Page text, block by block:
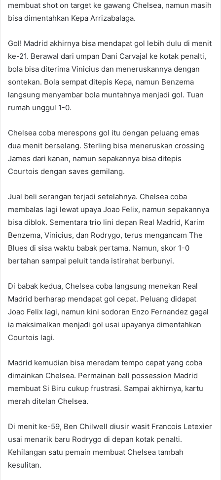
membuat shot on target ke gawang Chelsea, namun masih
bisa dimentahkan Kepa Arrizabalaga.
Gol! Madrid akhirnya bisa mendapat gol lebih dulu di menit
ke-21. Berawal dari umpan Dani Carvajal ke kotak penalti,
bola bisa diterima Vinicius dan meneruskannya dengan
sontekan. Bola sempat ditepis Kepa, namun Benzema
langsung menyambar bola muntahnya menjadi gol. Tuan
rumah unggul 1-0.
Chelsea coba merespons gol itu dengan peluang emas
dua menit berselang. Sterling bisa meneruskan crossing
James dari kanan, namun sepakannya bisa ditepis
Courtois dengan saves gemilang.
Jual beli serangan terjadi setelahnya. Chelsea coba
membalas lagi lewat upaya Joao Felix, namun sepakannya
bisa diblok. Sementara trio lini depan Real Madrid, Karim
Benzema, Vinicius, dan Rodrygo, terus mengancam The
Blues di sisa waktu babak pertama. Namun, skor 1-0
bertahan sampai peluit tanda istirahat berbunyi.
Di babak kedua, Chelsea coba langsung menekan Real
Madrid berharap mendapat gol cepat. Peluang didapat
Joao Felix lagi, namun kini sodoran Enzo Fernandez gagal
ia maksimalkan menjadi gol usai upayanya dimentahkan
Courtois lagi.
Madrid kemudian bisa meredam tempo cepat yang coba
dimainkan Chelsea. Permainan ball possession Madrid
membuat Si Biru cukup frustrasi. Sampai akhirnya, kartu
merah ditelan Chelsea.
Di menit ke-59, Ben Chilwell diusir wasit Francois Letexier
usai menarik baru Rodrygo di depan kotak penalti.
Kehilangan satu pemain membuat Chelsea tambah
kesulitan.